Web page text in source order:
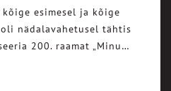
esimesel ja kõige
nädalavahetusel tähtis
200. raamat „Minu…